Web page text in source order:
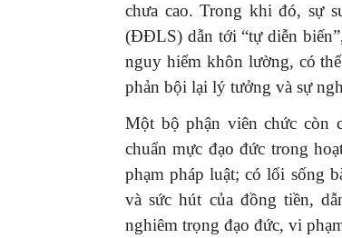
chưa cao. Trong khi đó, sự
(ĐĐLS) dẫn tới “tự diễn
nguy hiểm khôn lường, có
phản bội lại lý tưởng và sự
Một bộ phận viên chức còn
chuẩn mực đạo đức trong
phạm pháp luật; có lối sống
và sức hút của đồng tiền,
nghiêm trọng đạo đức, vi